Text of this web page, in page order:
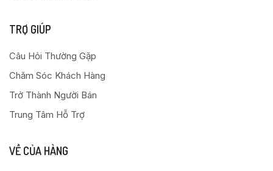
TRỢ GIÚP
Câu Hỏi Thường Gặp
Chăm Sóc Khách Hàng
Trở Thành Người Bán
Trung Tâm Hỗ Trợ
VỀ CỦA HÀNG